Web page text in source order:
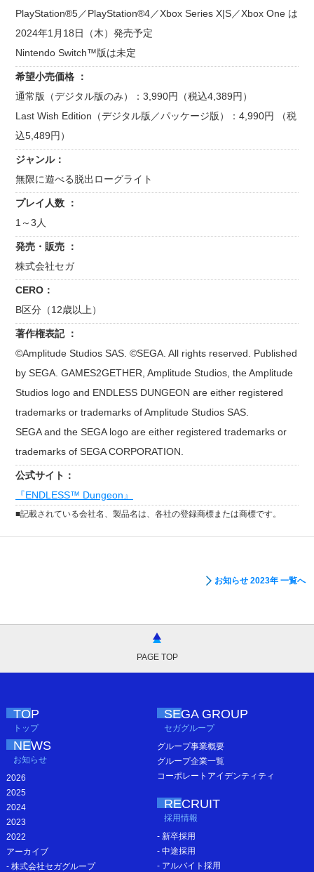
PlayStation®5／PlayStation®4／Xbox Series X|S／Xbox One は
2024年1月18日（木）発売予定
Nintendo Switch™版は未定
希望小売価格 ：
通常版（デジタル版のみ）：3,990円（税込4,389円）
Last Wish Edition（デジタル版／パッケージ版）：4,990円 （税
込5,489円）
ジャンル：
無限に遊べる脱出ローグライト
プレイ人数 ：
1～3人
発売・販売 ：
株式会社セガ
CERO：
B区分（12歳以上）
著作権表記 ：
©Amplitude Studios SAS. ©SEGA. All rights reserved. Published
by SEGA. GAMES2GETHER, Amplitude Studios, the Amplitude
Studios logo and ENDLESS DUNGEON are either registered
trademarks or trademarks of Amplitude Studios SAS.
SEGA and the SEGA logo are either registered trademarks or
trademarks of SEGA CORPORATION.
公式サイト：
『ENDLESS™ Dungeon』
■記載されている会社名、製品名は、各社の登録商標または商標です。
お知らせ 2023年 一覧へ
PAGE TOP
TOP
トップ
NEWS
お知らせ
2026
2025
2024
2023
2022
アーカイブ
- 株式会社セガグループ
SEGA GROUP
セガグループ
グループ事業概要
グループ企業一覧
コーポレートアイデンティティ
RECRUIT
採用情報
- 新卒採用
- 中途採用
- アルバイト採用